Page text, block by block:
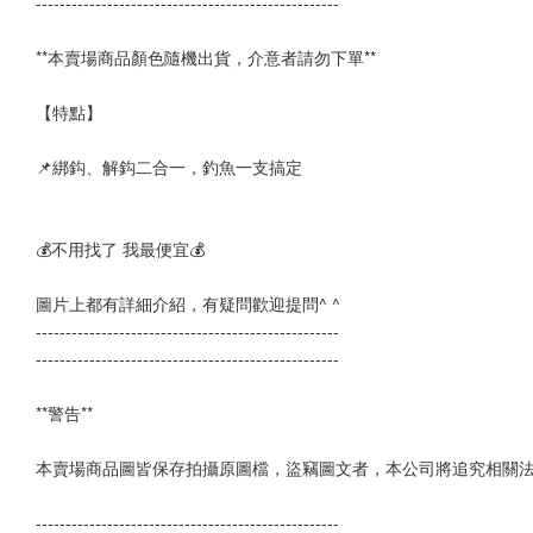
**本賣場商品顏色隨機出貨，介意者請勿下單**
【特點】
📌綁鈎、解鈎二合一，釣魚一支搞定
💰不用找了 我最便宜💰
圖片上都有詳細介紹，有疑問歡迎提問^ ^
---------------------------------------------------
---------------------------------------------------
**警告**
本賣場商品圖皆保存拍攝原圖檔，盜竊圖文者，本公司將追究相關
---------------------------------------------------